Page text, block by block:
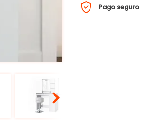
Pago seguro